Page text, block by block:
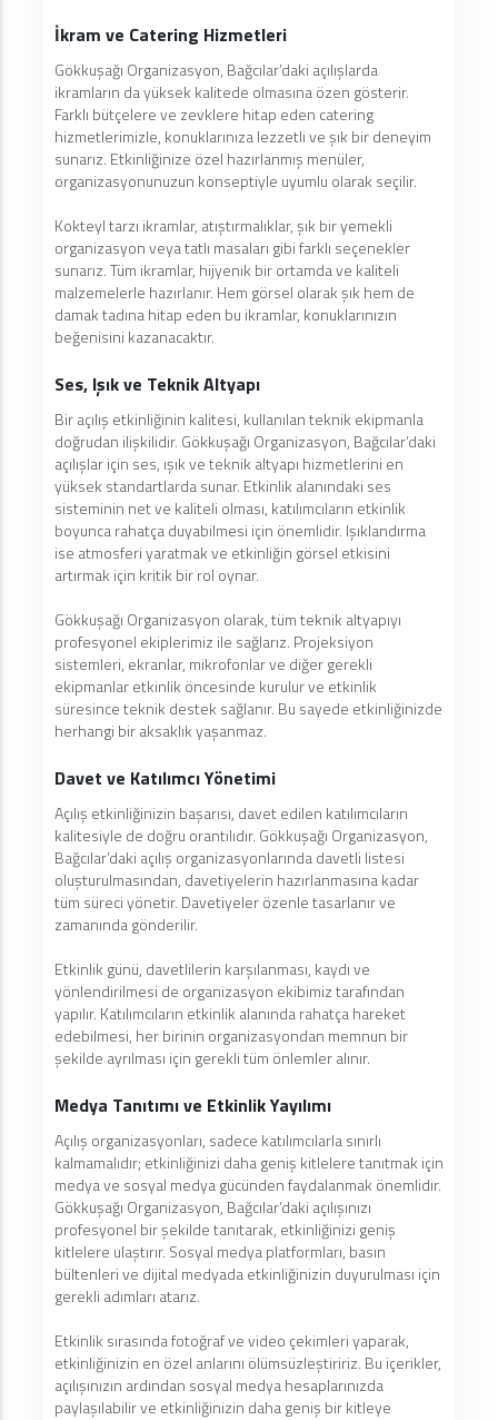
İkram ve Catering Hizmetleri
Gökkuşağı Organizasyon, Bağcılar’daki açılışlarda
ikramların da yüksek kalitede olmasına özen gösterir.
Farklı bütçelere ve zevklere hitap eden catering
hizmetlerimizle, konuklarınıza lezzetli ve şık bir deneyim
sunarız. Etkinliğinize özel hazırlanmış menüler,
organizasyonunuzun konseptiyle uyumlu olarak seçilir.
Kokteyl tarzı ikramlar, atıştırmalıklar, şık bir yemekli
organizasyon veya tatlı masaları gibi farklı seçenekler
sunarız. Tüm ikramlar, hijyenik bir ortamda ve kaliteli
malzemelerle hazırlanır. Hem görsel olarak şık hem de
damak tadına hitap eden bu ikramlar, konuklarınızın
beğenisini kazanacaktır.
Ses, Işık ve Teknik Altyapı
Bir açılış etkinliğinin kalitesi, kullanılan teknik ekipmanla
doğrudan ilişkilidir. Gökkuşağı Organizasyon, Bağcılar’daki
açılışlar için ses, ışık ve teknik altyapı hizmetlerini en
yüksek standartlarda sunar. Etkinlik alanındaki ses
sisteminin net ve kaliteli olması, katılımcıların etkinlik
boyunca rahatça duyabilmesi için önemlidir. Işıklandırma
ise atmosferi yaratmak ve etkinliğin görsel etkisini
artırmak için kritik bir rol oynar.
Gökkuşağı Organizasyon olarak, tüm teknik altyapıyı
profesyonel ekiplerimiz ile sağlarız. Projeksiyon
sistemleri, ekranlar, mikrofonlar ve diğer gerekli
ekipmanlar etkinlik öncesinde kurulur ve etkinlik
süresince teknik destek sağlanır. Bu sayede etkinliğinizde
herhangi bir aksaklık yaşanmaz.
Davet ve Katılımcı Yönetimi
Açılış etkinliğinizin başarısı, davet edilen katılımcıların
kalitesiyle de doğru orantılıdır. Gökkuşağı Organizasyon,
Bağcılar’daki açılış organizasyonlarında davetli listesi
oluşturulmasından, davetiyelerin hazırlanmasına kadar
tüm süreci yönetir. Davetiyeler özenle tasarlanır ve
zamanında gönderilir.
Etkinlik günü, davetlilerin karşılanması, kaydı ve
yönlendirilmesi de organizasyon ekibimiz tarafından
yapılır. Katılımcıların etkinlik alanında rahatça hareket
edebilmesi, her birinin organizasyondan memnun bir
şekilde ayrılması için gerekli tüm önlemler alınır.
Medya Tanıtımı ve Etkinlik Yayılımı
Açılış organizasyonları, sadece katılımcılarla sınırlı
kalmamalıdır; etkinliğinizi daha geniş kitlelere tanıtmak için
medya ve sosyal medya gücünden faydalanmak önemlidir.
Gökkuşağı Organizasyon, Bağcılar’daki açılışınızı
profesyonel bir şekilde tanıtarak, etkinliğinizi geniş
kitlelere ulaştırır. Sosyal medya platformları, basın
bültenleri ve dijital medyada etkinliğinizin duyurulması için
gerekli adımları atarız.
Etkinlik sırasında fotoğraf ve video çekimleri yaparak,
etkinliğinizin en özel anlarını ölümsüzleştiririz. Bu içerikler,
açılışınızın ardından sosyal medya hesaplarınızda
paylaşılabilir ve etkinliğinizin daha geniş bir kitleye